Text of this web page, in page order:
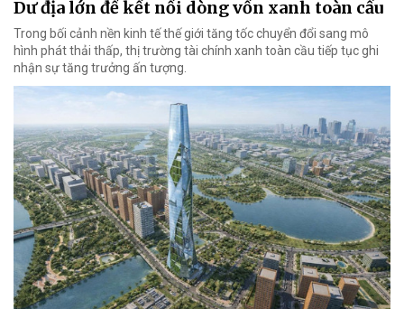
Dư địa lớn để kết nối dòng vốn xanh toàn cầu
Trong bối cảnh nền kinh tế thế giới tăng tốc chuyển đổi sang mô
hình phát thải thấp, thị trường tài chính xanh toàn cầu tiếp tục ghi
nhận sự tăng trưởng ấn tượng.